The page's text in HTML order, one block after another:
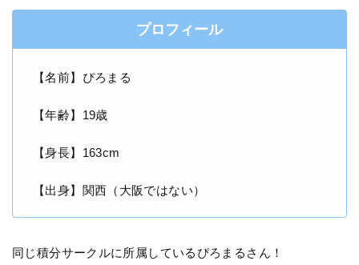
プロフィール
【名前】ぴろまる
【年齢】19歳
【身長】163cm
【出身】関西（大阪ではない）
同じ積分サークルに所属しているぴろまるさん！